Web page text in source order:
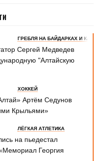
ГРЕБЛЯ НА БАЙДАРКАХ И КАНОЭ
Сергей Медведев
"Алтайскую
ХОККЕЙ
Артём Седунов
Крыльями»
ЛЁГКАЯ АТЛЕТИКА
на пьедестал
Георгия